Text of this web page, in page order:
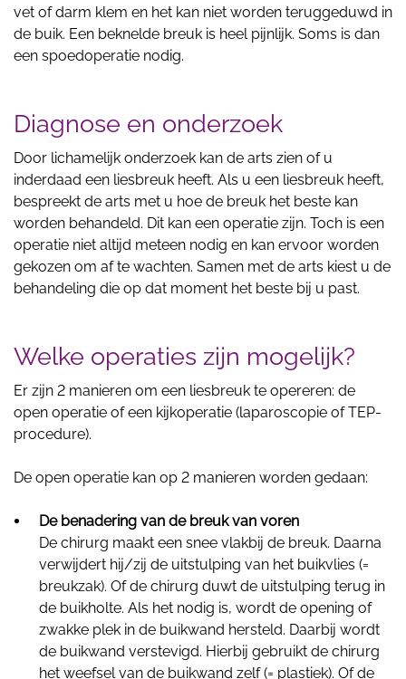
vet of darm klem en het kan niet worden teruggeduwd in
de buik. Een beknelde breuk is heel pijnlijk. Soms is dan
een spoedoperatie nodig.
Diagnose en onderzoek
Door lichamelijk onderzoek kan de arts zien of u
inderdaad een liesbreuk heeft. Als u een liesbreuk heeft,
bespreekt de arts met u hoe de breuk het beste kan
worden behandeld. Dit kan een operatie zijn. Toch is een
operatie niet altijd meteen nodig en kan ervoor worden
gekozen om af te wachten. Samen met de arts kiest u de
behandeling die op dat moment het beste bij u past.
Welke operaties zijn mogelijk?
Er zijn 2 manieren om een liesbreuk te opereren: de
open operatie of een kijkoperatie (laparoscopie of TEP-
procedure).
De open operatie kan op 2 manieren worden gedaan:
De benadering van de breuk van voren
De chirurg maakt een snee vlakbij de breuk. Daarna
verwijdert hij/zij de uitstulping van het buikvlies (=
breukzak). Of de chirurg duwt de uitstulping terug in
de buikholte. Als het nodig is, wordt de opening of
zwakke plek in de buikwand hersteld. Daarbij wordt
de buikwand verstevigd. Hierbij gebruikt de chirurg
het weefsel van de buikwand zelf (= plastiek). Of de